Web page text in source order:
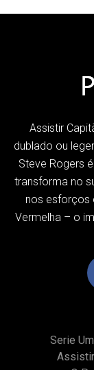
Assistir
dublado ou
Steve Rogers
transforma no
nos esforços
Vermelha – o
Serie